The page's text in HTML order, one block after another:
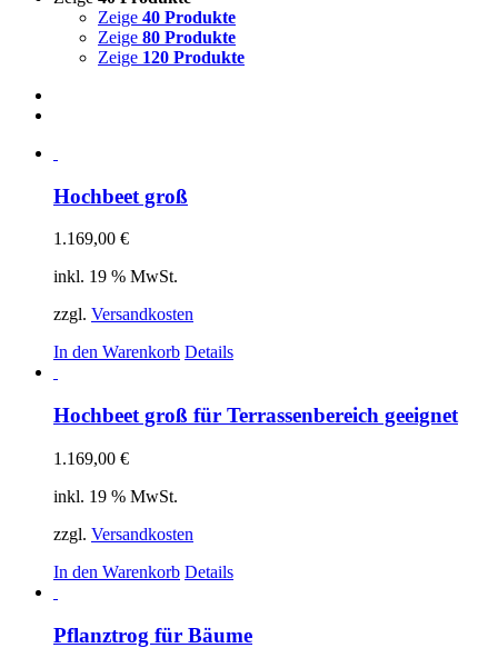
Zeige 40 Produkte
Zeige 80 Produkte
Zeige 120 Produkte
Hochbeet groß
1.169,00 €
inkl. 19 % MwSt.
zzgl. Versandkosten
In den Warenkorb Details
Hochbeet groß für Terrassenbereich geeignet
1.169,00 €
inkl. 19 % MwSt.
zzgl. Versandkosten
In den Warenkorb Details
Pflanztrog für Bäume